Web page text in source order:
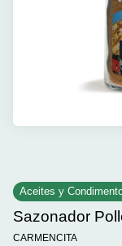
Aceites y
Sazonador
CARMENCITA